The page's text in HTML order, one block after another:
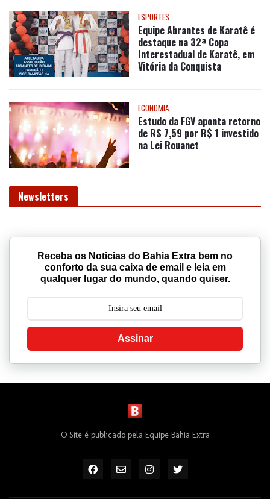
ESPORTES
Equipe Abrantes de Karatê é
destaque na 32ª Copa
Interestadual de Karatê, em
Vitória da Conquista
ECONOMIA
Estudo da FGV aponta retorno
de R$ 7,59 por R$ 1 investido
na Lei Rouanet
Newsletters
Receba os Noticias do Bahia Extra bem no
conforto da sua caixa de email e leia em
qualquer lugar do mundo, quando quiser.
Assinar
O Site é publicado pela Equipe Bahia Extra